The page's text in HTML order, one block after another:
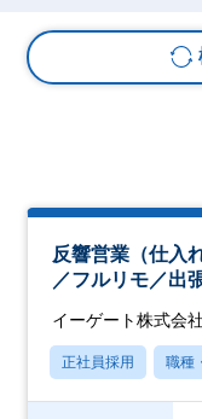
反響営業（仕入
／フルリモ／出
イーゲート株式会社
正社員採用 職種